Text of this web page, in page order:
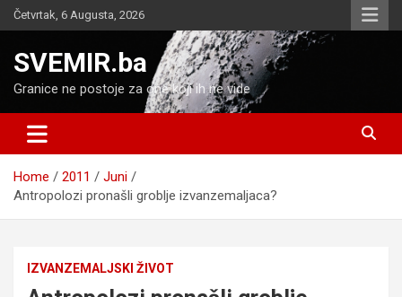
Skip
to
Četvrtak, 6 Augusta, 2026
SVEMIR.ba
Granice ne postoje za one koji ih ne vide
Home 2011
Juni
Antropolozi pronašli groblje izvanzemaljaca?
IZVANZEMALJSKI ŽIVOT